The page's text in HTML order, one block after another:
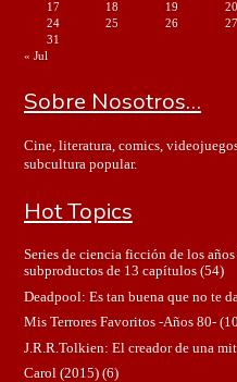
17
18 19 20
24
25 26 27
31
« Jul
Sobre Nosotros…
Cine, literatura, comics,
subcultura popular.
Hot Topics
Series de ciencia ficción de los
subproductos de 13 capítulos(54)
Deadpool: Es tan buena que no te
Mis Terrores Favoritos -Años 80-
J.R.R.Tolkien: El creador de una
Carol (2015)(6)